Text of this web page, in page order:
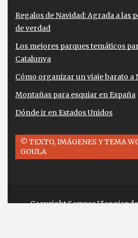
Regalos de Navidad: Agrada a las
de verdad
Los mejores parques temáticos
Catalunya
Cómo organizar un viaje barato a
Montañas para esquiar en España
Dónde ir en Estados Unidos
© TEXTO, IMÁGENES Y TEMA
GOULA
Copyright Sempre